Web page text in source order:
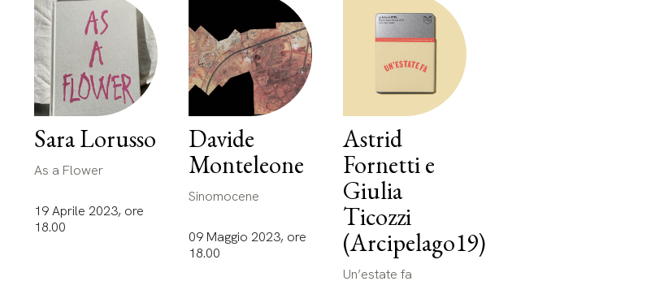
Sara Lorusso
As a Flower
19 Aprile 2023, ore
18.00
Davide
Monteleone
Sinomocene
09 Maggio 2023, ore
18.00
Astrid
Fornetti e
Giulia
Ticozzi
(Arcipelago19)
Un’estate fa